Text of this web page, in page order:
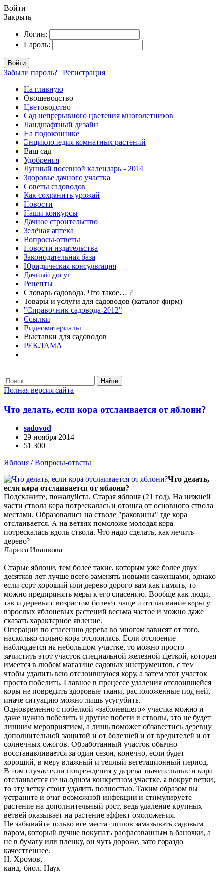
Войти
Закрыть
Логин:
Пароль:
Войти
Забыли пароль? | Регистрация
На главную
Овощеводство
Цветоводство
Сад непрерывного цветения многолетников
Ландшафтный дизайн
На подоконнике
Энциклопедия комнатных растений
Ваш сад
Удобрения
Лунный посевной календарь - 2014
Здоровье дачного участка
Советы садоводов
Как сохранить урожай
Новости
Наши конкурсы
Дачное строительство
Зелёная аптека
Вопросы-ответы
Новости издательства
Законодательная база
Юридическая консультация
Дачный досуг
Рецепты
Словарь садовода. Что такое… ?
Товары и услуги для садоводов (каталог фирм)
"Справочник садовода-2012"
Ссылки
Видеоматериалы
Выставки для садоводов
РЕКЛАМА
Найти
Полная версия сайта
Что делать, если кора отслаивается от яблони?
sadovod
29 ноября 2014
51 300
Яблоня /Вопросы-ответы
Что делать,
если кора отслаивается от яблони?
Подскажите, пожалуйста. Старая яблоня (21 год). На нижней
части ствола кора потрескалась и отошла от основного ствола
местами. Образовались на стволе "раковины" где кора
отслаивается. А на ветвях помоложе молодая кора
потрескалась вдоль ствола. Что надо сделать, как лечить
дерево?
Лариса Иванкова
Старые яблони, тем более такие, которым уже более двух
десятков лет лучше всего заменять новыми саженцами, однако
если сорт хороший или дерево дорого вам как память, то
можно предпринять меры к его спасению. Вообще как люди,
так и деревья с возрастом болеют чаще и отслаивание коры у
взрослых яблоневых растений весьма частое и можно даже
сказать характерное явление.
Операции по спасению дерева во многом зависят от того,
насколько сильно кора отслоилась. Если отслоение
наблюдается на небольшом участке, то можно просто
зачистить этот участок специальной железной щеткой, которая
имеется в любом магазине садовых инструментов, с тем
чтобы удалить всю отслоившуюся кору, а затем этот участок
просто побелить. Главное в процессе удаления отслоившейся
коры не повредить здоровые ткани, расположенные под ней,
иначе ситуацию можно лишь усугубить.
Одновременно с побелкой «заболевшего» участка можно и
даже нужно побелить и другие побеги и стволы, это не будет
лишним мероприятием, а лишь поможет обзавестись деревцу
дополнительной защитой и от болезней и от вредителей и от
солнечных ожогов. Обработанный участок обычно
восстанавливается за один сезон, конечно, если будет
хороший, в меру влажный и теплый вегетационный период.
В том случае если повреждения у дерева значительные и кора
отслаивается не на одном конкретном участке, а вокруг ветки,
то эту ветку стоит удалить полностью. Таким образом вы
устраните и очаг возможной инфекции и стимулируете
растение на дополнительный рост, ведь удаление крупных
ветвей оказывает на растение эффект омоложения.
Не забывайте только все места спилов замазывать садовым
варом, который лучше покупать расфасованным в баночки, а
не в бумагу или пленку, он чуть дороже, зато гораздо
качественнее.
Н. Хромов,
канд. биол. Наук